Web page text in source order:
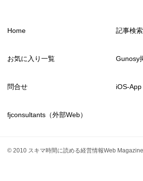
Home 記事検索
お気に入り一覧 Gunosy
問合せ iOS-App
fjconsultants（外部Web）
© 2010 スキマ時間に読める経営情報Web